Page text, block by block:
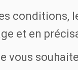
conditions,
et en
souhaite